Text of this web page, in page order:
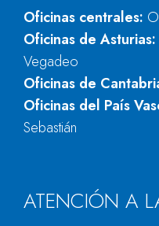
Oficinas centrales:
Oficinas de Asturias:
Vegadeo
Oficinas de
Oficinas del País
Sebastián
ATENCIÓN A